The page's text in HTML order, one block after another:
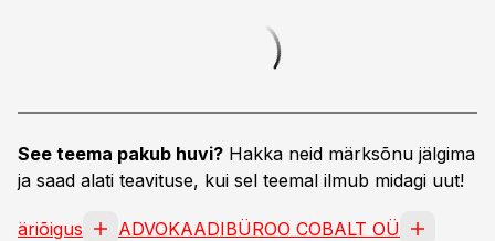
See teema pakub huvi? Hakka neid märksõnu jälgima
ja saad alati teavituse, kui sel teemal ilmub midagi uut!
äriõigus
ADVOKAADIBÜROO COBALT OÜ